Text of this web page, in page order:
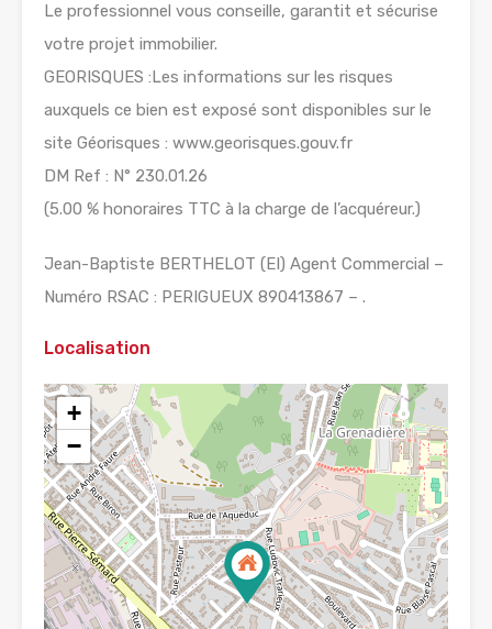
Le professionnel vous conseille, garantit et sécurise
votre projet immobilier.
GEORISQUES :Les informations sur les risques
auxquels ce bien est exposé sont disponibles sur le
site Géorisques : www.georisques.gouv.fr
DM Ref : N° 230.01.26
(5.00 % honoraires TTC à la charge de l’acquéreur.)
Jean-Baptiste BERTHELOT (EI) Agent Commercial –
Numéro RSAC : PERIGUEUX 890413867 – .
Localisation
+
−